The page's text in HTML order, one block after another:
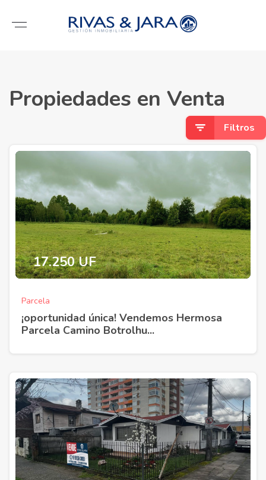
Propiedades en Venta
Filtros
17.250 UF
Parcela
¡oportunidad única! Vendemos Hermosa
Parcela Camino Botrolhu...